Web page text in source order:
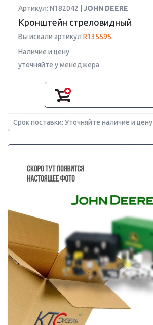
Артикул: N182042 | JOHN DEERE
Кронштейн стреловидный
Вы искали артикул R135595
Наличие и цену
уточняйте у менеджера
Срок поставки: Уточняйте наличие и цену